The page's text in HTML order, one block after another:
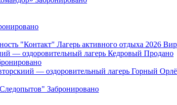
"Контакт" Лагерь активного отдыха 2026
— оздоровительный лагерь Кедровый Продано
— оздоровительный лагерь Горный
Забронировано